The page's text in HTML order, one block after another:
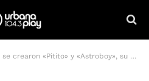
su crisis estando fuera del escenario y el encuentro con Luis Alberto Spinetta